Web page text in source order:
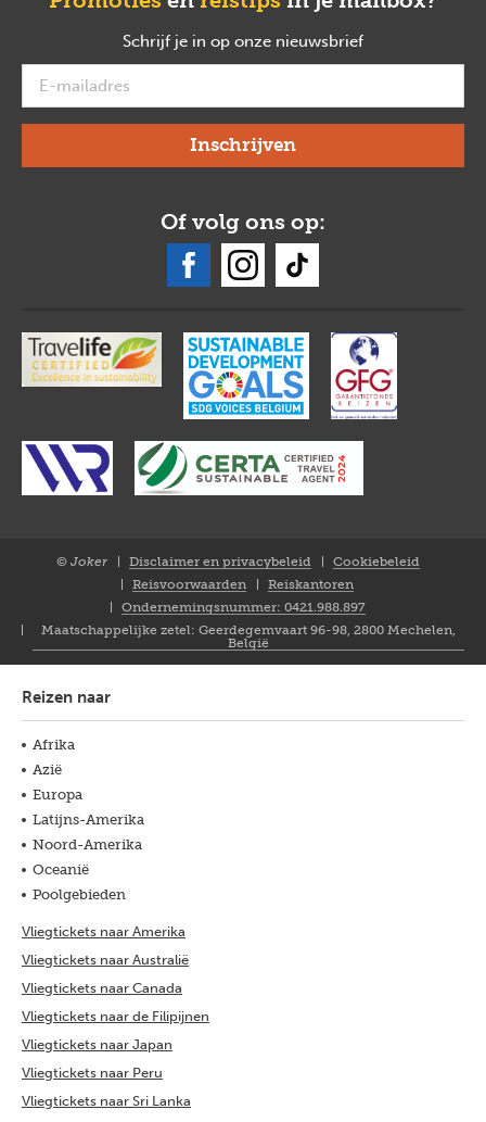
Schrijf je in op onze nieuwsbrief
Of volg ons op:
© Joker
Disclaimer en privacybeleid
Cookiebeleid
Reisvoorwaarden
Reiskantoren
Ondernemingsnummer: 0421.988.897
Maatschappelijke zetel: Geerdegemvaart 96-98, 2800 Mechelen,
België
Reizen naar
Afrika
Azië
Europa
Latijns-Amerika
Noord-Amerika
Oceanië
Poolgebieden
Vliegtickets naar Amerika
Vliegtickets naar Australië
Vliegtickets naar Canada
Vliegtickets naar de Filipijnen
Vliegtickets naar Japan
Vliegtickets naar Peru
Vliegtickets naar Sri Lanka